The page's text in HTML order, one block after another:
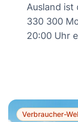
Ausland
330 300
20:00 Uhr
Verbraucher-